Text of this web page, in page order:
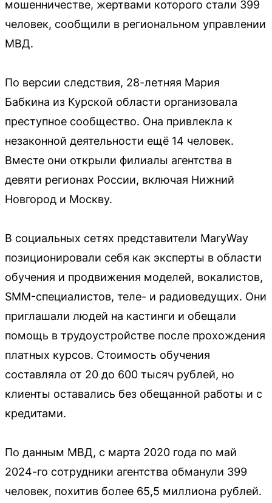
мошенничестве, жертвами которого стали 399
человек, сообщили в региональном управлении
МВД.
По версии следствия, 28-летняя Мария
Бабкина из Курской области организовала
преступное сообщество. Она привлекла к
незаконной деятельности ещё 14 человек.
Вместе они открыли филиалы агентства в
девяти регионах России, включая Нижний
Новгород и Москву.
В социальных сетях представители MaryWay
позиционировали себя как эксперты в области
обучения и продвижения моделей, вокалистов,
SMM-специалистов, теле- и радиоведущих. Они
приглашали людей на кастинги и обещали
помощь в трудоустройстве после прохождения
платных курсов. Стоимость обучения
составляла от 20 до 600 тысяч рублей, но
клиенты оставались без обещанной работы и с
кредитами.
По данным МВД, с марта 2020 года по май
2024-го сотрудники агентства обманули 399
человек, похитив более 65,5 миллиона рублей.